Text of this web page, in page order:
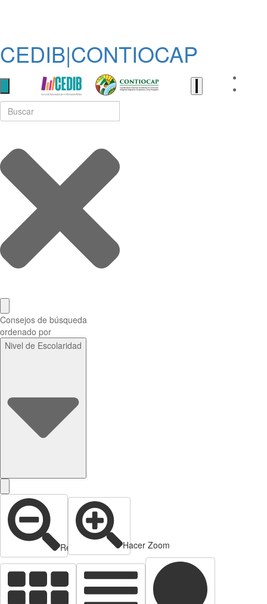
CEDIB|CONTIOCAP
Consejos de búsqueda
ordenado por
Nivel de Escolaridad
Reducir zoom Hacer Zoom